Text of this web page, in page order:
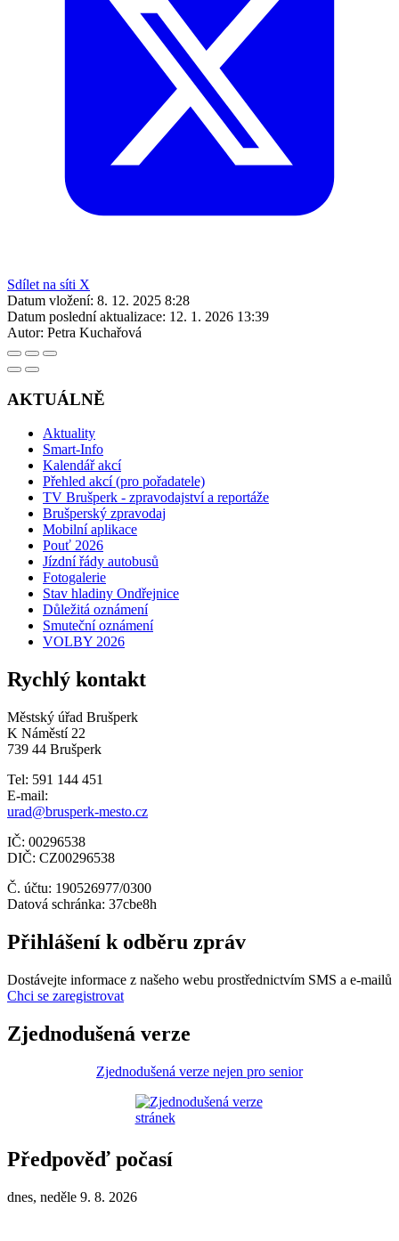
Sdílet na síti X
Datum vložení: 8. 12. 2025 8:28
Datum poslední aktualizace: 12. 1. 2026 13:39
Autor: Petra Kuchařová
AKTUÁLNĚ
Aktuality
Smart-Info
Kalendář akcí
Přehled akcí (pro pořadatele)
TV Brušperk - zpravodajství a reportáže
Brušperský zpravodaj
Mobilní aplikace
Pouť 2026
Jízdní řády autobusů
Fotogalerie
Stav hladiny Ondřejnice
Důležitá oznámení
Smuteční oznámení
VOLBY 2026
Rychlý kontakt
Městský úřad Brušperk
K Náměstí 22
739 44 Brušperk
Tel: 591 144 451
E-mail:
urad@brusperk-mesto.cz
IČ: 00296538
DIČ: CZ00296538
Č. účtu: 190526977/0300
Datová schránka: 37cbe8h
Přihlášení k odběru zpráv
Dostávejte informace z našeho webu prostřednictvím SMS a e-mailů
Chci se zaregistrovat
Zjednodušená verze
Zjednodušená verze nejen pro senior
Předpověď počasí
dnes, neděle 9. 8. 2026